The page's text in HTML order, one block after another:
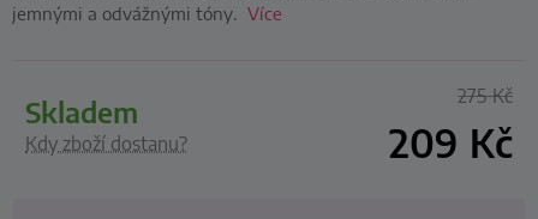
jemnými a odvážnými tóny. Více
skladem
Kdy zboží dostanu?
275Kč
209 Kč